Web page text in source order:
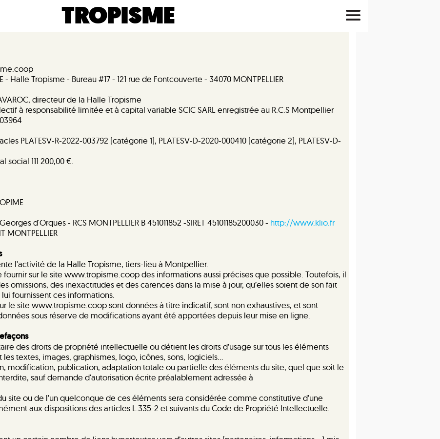
TROPISME
- Halle Tropisme - Bureau #17 - 121 rue de Fontcouverte - 34070 MONTPELLIER
directeur de la Halle Tropisme
à responsabilité limitée et à capital variable SCIC SARL enregistrée au R.C.S Montpellier
PLATESV-R-2022-003792 (catégorie 1), PLATESV-D-2020-000410 (catégorie 2), PLATESV-D-
111 200,00 €.
d'Orques - RCS MONTPELLIER B 451011852 -SIRET 45101185200030 - http://www.klio.fr
l'activité de la Halle Tropisme, tiers-lieu à Montpellier.
fournir sur le site www.tropisme.coop des informations aussi précises que possible. Toutefois, il
omissions, des inexactitudes et des carences dans la mise à jour, qu’elles soient de son fait
fournissent ces informations.
le site www.tropisme.coop sont données à titre indicatif, sont non exhaustives, et sont
sous réserve de modifications ayant été apportées depuis leur mise en ligne.
des droits de propriété intellectuelle ou détient les droits d’usage sur tous les éléments
textes, images, graphismes, logo, icônes, sons, logiciels…
modification, publication, adaptation totale ou partielle des éléments du site, quel que soit le
sauf demande d'autorisation écrite préalablement adressée à
site ou de l’un quelconque de ces éléments sera considérée comme constitutive d’une
aux dispositions des articles L.335-2 et suivants du Code de Propriété Intellectuelle.